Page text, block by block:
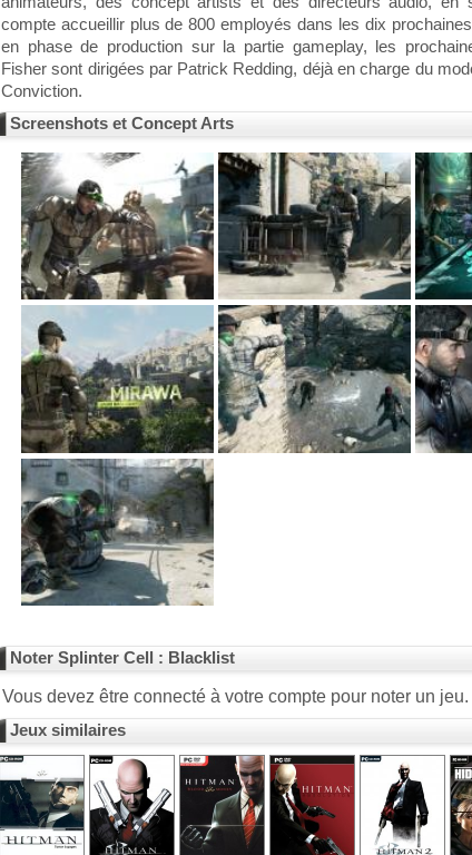
compte accueillir plus de 800 employés dans les dix
en phase de production sur la partie gameplay, les
Fisher sont dirigées par Patrick Redding, déjà en charge du
Conviction.
Screenshots et Concept Arts
Noter Splinter Cell : Blacklist
Vous devez être connecté à votre compte pour noter un jeu.
Jeux similaires